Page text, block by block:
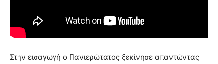
Στην εισαγωγή ο Πανιερώτατος ξεκίνησε απαντώντας